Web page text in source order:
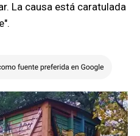
La causa está caratulada